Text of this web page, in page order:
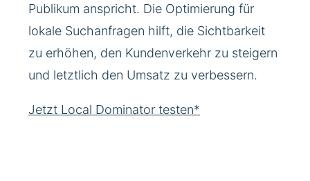
Publikum anspricht. Die Optimierung für
lokale Suchanfragen hilft, die Sichtbarkeit
zu erhöhen, den Kundenverkehr zu steigern
und letztlich den Umsatz zu verbessern.
Jetzt Local Dominator testen*